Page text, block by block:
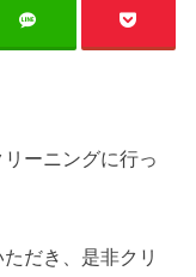
ーニングに行っ
だき、是非クリ